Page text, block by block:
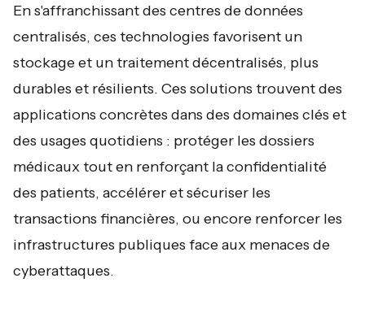
En s'affranchissant des centres de données
centralisés, ces technologies favorisent un
stockage et un traitement décentralisés, plus
durables et résilients. Ces solutions trouvent des
applications concrètes dans des domaines clés et
des usages quotidiens : protéger les dossiers
médicaux tout en renforçant la confidentialité
des patients, accélérer et sécuriser les
transactions financières, ou encore renforcer les
infrastructures publiques face aux menaces de
cyberattaques.